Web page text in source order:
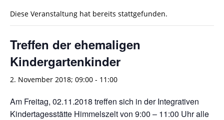
Diese Veranstaltung hat bereits stattgefunden.
Treffen der ehemaligen
Kindergartenkinder
2. November 2018; 09:00 - 11:00
Am Freitag, 02.11.2018 treffen sich in der Integrativen
Kindertagesstätte Himmelszelt von 9:00 – 11:00 Uhr alle